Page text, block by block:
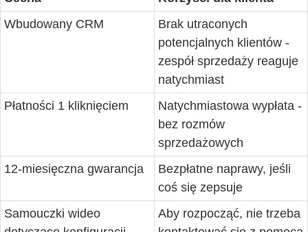
Wbudowany CRM
Brak utraconych
potencjalnych klientów -
zespół sprzedaży reaguje
natychmiast
Płatności 1 kliknięciem
Natychmiastowa wypłata -
bez rozmów
sprzedażowych
12-miesięczna gwarancja
Bezpłatne naprawy, jeśli
coś się zepsuje
Samouczki wideo
Aby rozpocząć, nie trzeba